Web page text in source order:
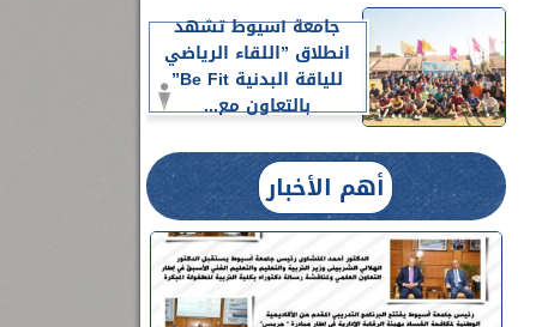
جامعة أسيوط تشهد
انطلاق ”اللقاء الرياضي
للياقة البدنية Be Fit”
بالتعاون مع...
أهم الأخبار